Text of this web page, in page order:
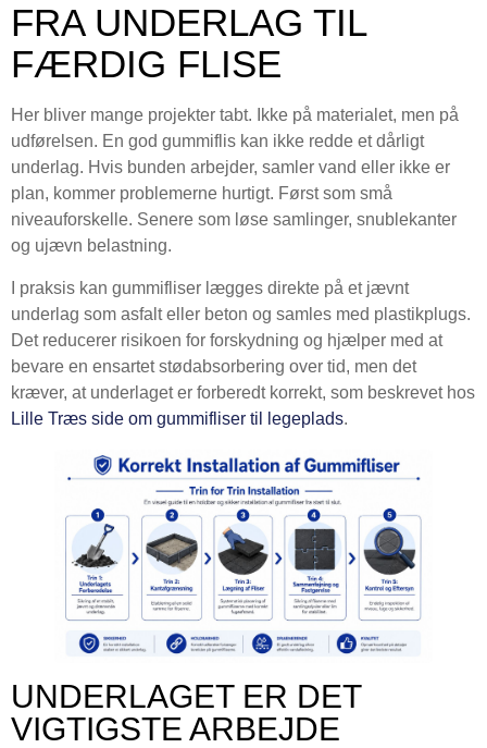
FRA UNDERLAG TIL
FÆRDIG FLISE
Her bliver mange projekter tabt. Ikke på materialet, men på
udførelsen. En god gummiflis kan ikke redde et dårligt
underlag. Hvis bunden arbejder, samler vand eller ikke er
plan, kommer problemerne hurtigt. Først som små
niveauforskelle. Senere som løse samlinger, snublekanter
og ujævn belastning.
I praksis kan gummifliser lægges direkte på et jævnt
underlag som asfalt eller beton og samles med plastikplugs.
Det reducerer risikoen for forskydning og hjælper med at
bevare en ensartet stødabsorbering over tid, men det
kræver, at underlaget er forberedt korrekt, som beskrevet hos
Lille Træs side om gummifliser til legeplads.
UNDERLAGET ER DET
VIGTIGSTE ARBEJDE